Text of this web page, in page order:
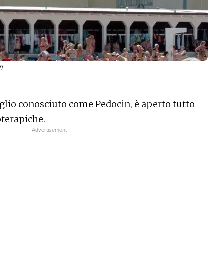
conosciuto come Pedocin, è aperto tutto